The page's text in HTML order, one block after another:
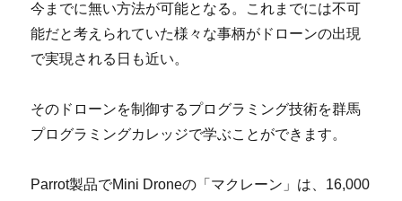
今までに無い方法が可能となる。これまでには不可
能だと考えられていた様々な事柄がドローンの出現
で実現される日も近い。
そのドローンを制御するプログラミング技術を群馬
プログラミングカレッジで学ぶことができます。
Parrot製品でMini Droneの「マクレーン」は、16,000